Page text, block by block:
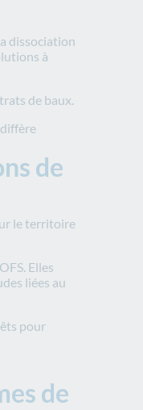
dissociation
à
de baux.
de
le territoire
Elles
liées au
pour
de